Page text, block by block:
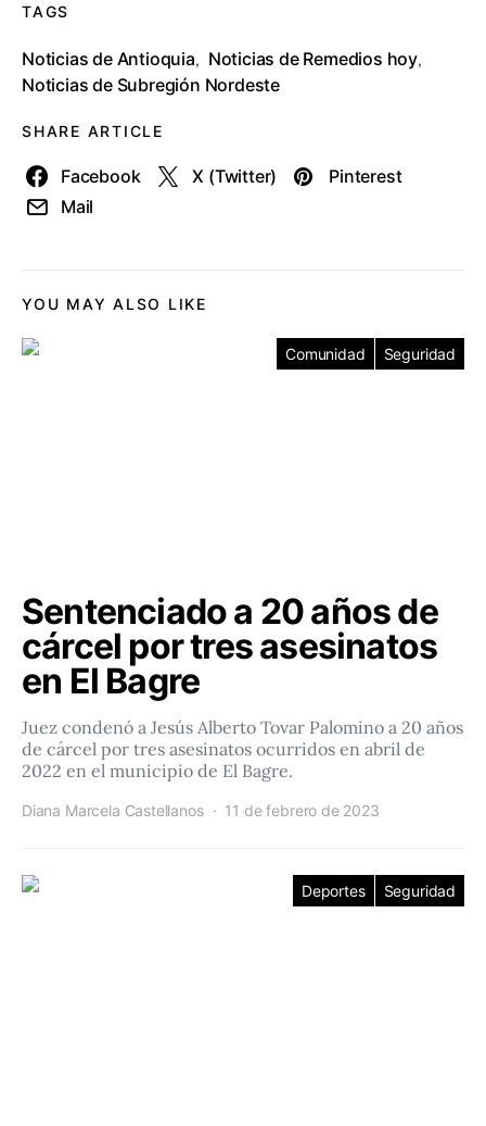
TAGS
Noticias de Antioquia, Noticias de Remedios hoy,
Noticias de Subregión Nordeste
SHARE ARTICLE
Facebook X (Twitter)
Pinterest
Mail
YOU MAY ALSO LIKE
Comunidad Seguridad
Sentenciado a 20 años de
cárcel por tres asesinatos
en El Bagre
Juez condenó a Jesús Alberto Tovar Palomino a 20 años
de cárcel por tres asesinatos ocurridos en abril de
2022 en el municipio de El Bagre.
Diana Marcela Castellanos 11 de febrero de 2023
Deportes Seguridad